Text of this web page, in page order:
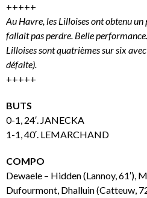
+++++
Au Havre, les Lilloises ont obtenu un
fallait pas perdre. Belle
Lilloises sont quatrièmes sur six
défaite).
+++++
BUTS
0-1, 24′. JANECKA
1-1, 40′. LEMARCHAND
COMPO
Dewaele – Hidden (Lannoy, 61′),
Dufourmont, Dhalluin (Catteuw,